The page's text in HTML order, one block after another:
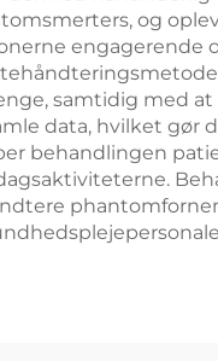
og
engagerende
samtidig med
data, hvilket gør
behandlingen